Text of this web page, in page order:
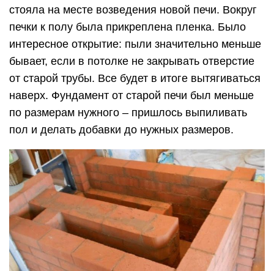
стояла на месте возведения новой печи. Вокруг
печки к полу была прикреплена пленка. Было
интересное открытие: пыли значительно меньше
бывает, если в потолке не закрывать отверстие
от старой трубы. Все будет в итоге вытягиваться
наверх. Фундамент от старой печи был меньше
по размерам нужного – пришлось выпиливать
пол и делать добавки до нужных размеров.